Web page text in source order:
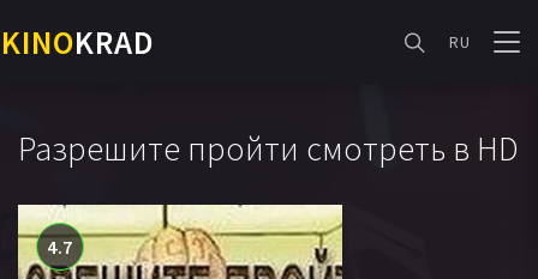
KINOKRAD RU
Разрешите пройти смотреть в HD
4.7